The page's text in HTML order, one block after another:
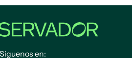
Siguenos en: